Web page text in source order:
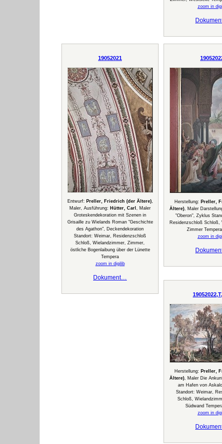
zoom in
19052021
Entwurf: Preller, Friedrich (der Ältere),
Maler, Ausführung: Hütter, Carl
, Maler
Groteskendekoration mit Szenen in
Grisaille zu Wielands Roman "Geschichte
des Agathon", Deckendekoration
Standort: Weimar, Residenzschloß
Schloß, Wielandzimmer, Zimmer,
östliche Bogenlaibung über der Lünette
Tempera
zoom in digilib
Dokument…
Herstellung: Preller,
Ältere), Maler
"Oberon", Zyklus
Residenzschloß Schloß,
Zimmer
zoom in
Herstellung: Preller,
Ältere) , Maler Die
am Hafen von
Standort: Weimar,
Schloß,
Südwand
zoom in